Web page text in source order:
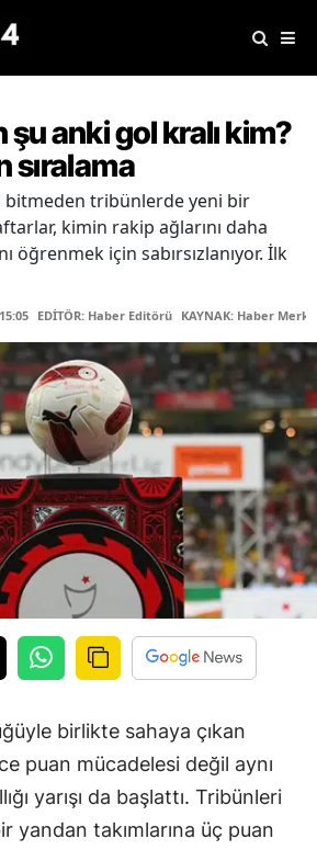
anki gol kralı kim?
sıralama
bitmeden tribünlerde yeni bir
kimin rakip ağlarını daha
öğrenmek için sabırsızlanıyor. İlk
EDİTÖR: Haber Editörü KAYNAK: Haber
birlikte sahaya çıkan
puan mücadelesi değil aynı
yarışı da başlattı. Tribünleri
yandan takımlarına üç puan